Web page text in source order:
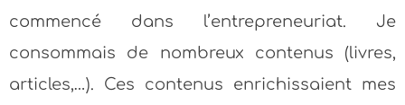
commencé dans l’entrepreneuriat. Je
consommais de nombreux contenus (livres,
articles,…). Ces contenus enrichissaient mes